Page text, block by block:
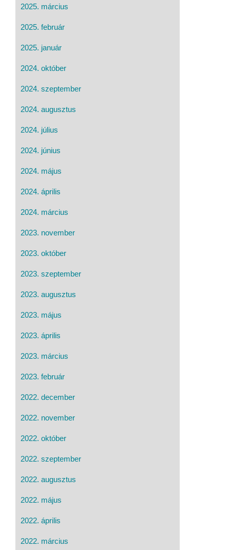
2025. március
2025. február
2025. január
2024. október
2024. szeptember
2024. augusztus
2024. július
2024. június
2024. május
2024. április
2024. március
2023. november
2023. október
2023. szeptember
2023. augusztus
2023. május
2023. április
2023. március
2023. február
2022. december
2022. november
2022. október
2022. szeptember
2022. augusztus
2022. május
2022. április
2022. március